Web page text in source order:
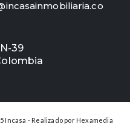
39
Incasa - Realizado por Hexamedia